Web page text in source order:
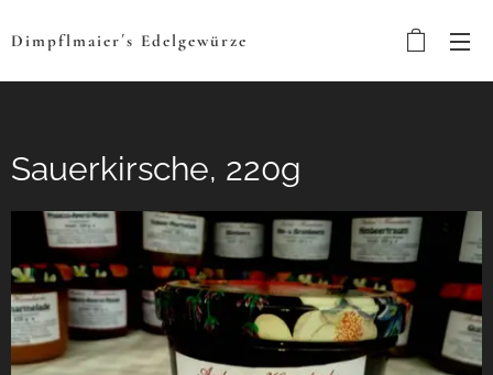
Dimpflmaier´s Edelgewürze
Sauerkirsche, 220g